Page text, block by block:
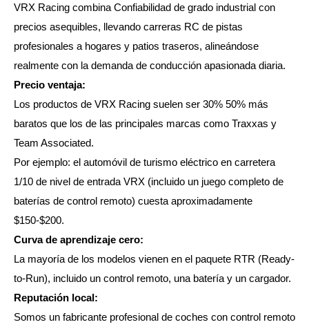
VRX Racing combina Confiabilidad de grado industrial con
precios asequibles, llevando carreras RC de pistas
profesionales a hogares y patios traseros, alineándose
realmente con la demanda de conducción apasionada diaria.
Precio ventaja:
Los productos de VRX Racing suelen ser 30% 50% más
baratos que los de las principales marcas como Traxxas y
Team Associated.
Por ejemplo: el automóvil de turismo eléctrico en carretera
1/10 de nivel de entrada VRX (incluido un juego completo de
baterías de control remoto) cuesta aproximadamente
$150-$200.
Curva de aprendizaje cero:
La mayoría de los modelos vienen en el paquete RTR (Ready-
to-Run), incluido un control remoto, una batería y un cargador.
Reputación local:
Somos un fabricante profesional de coches con control remoto